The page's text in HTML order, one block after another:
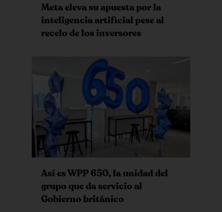
Meta eleva su apuesta por la
inteligencia artificial pese al
recelo de los inversores
Así es WPP 650, la unidad del
grupo que da servicio al
Gobierno británico